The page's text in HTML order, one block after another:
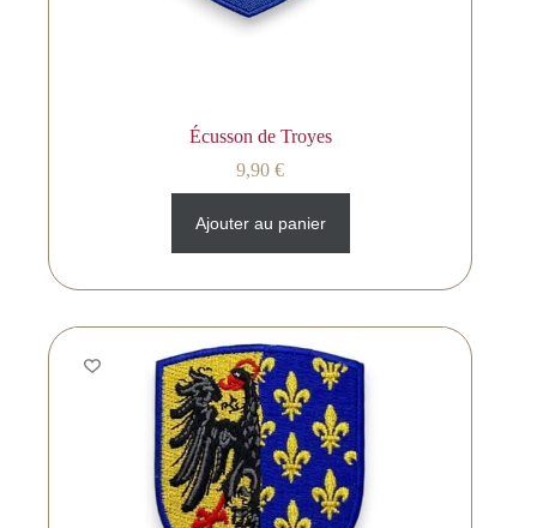
Écusson de Troyes
9,90€
Ajouter au panier